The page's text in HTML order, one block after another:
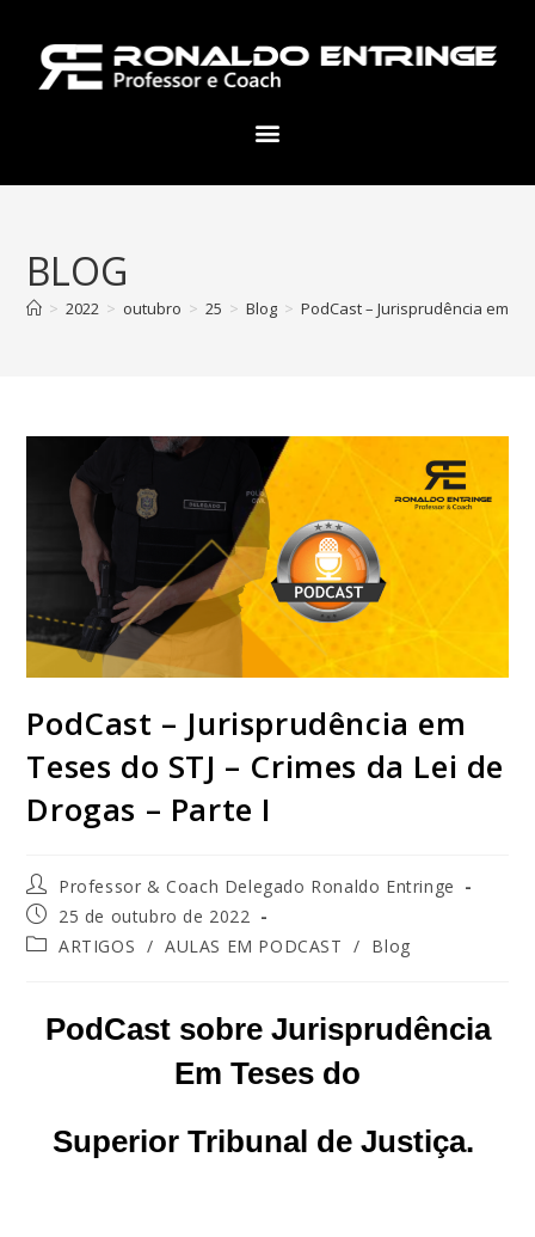
BLOG
> 2022 > outubro > 25 > Blog > PodCast – Jurisprudência em
PodCast – Jurisprudência em
Teses do STJ – Crimes da Lei de
Drogas – Parte I
Professor & Coach Delegado Ronaldo Entringe
25 de outubro de 2022
ARTIGOS / AULAS EM PODCAST / Blog
PodCast sobre Jurisprudência
Em Teses do
Superior Tribunal de Justiça.